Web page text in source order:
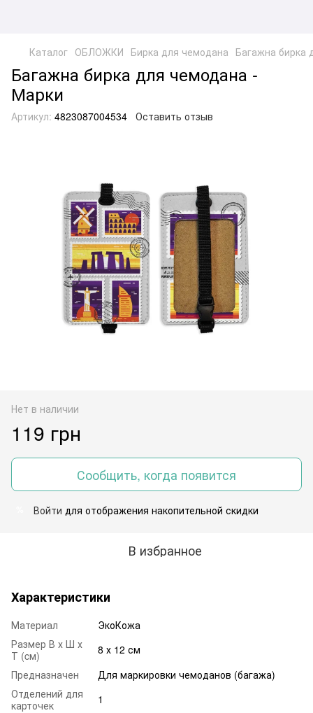
Каталог ОБЛОЖКИ Бирка для чемодана Багажна бирка
Багажна бирка для чемодана -
Марки
Артикул: 4823087004534 Оставить отзыв
Нет в наличии
119 грн
Сообщить, когда появится
Войти для отображения накопительной скидки
В избранное
Характеристики
Материал
ЭкоКожа
Размер В х Ш х
Т (cм)
8 х 12 см
Предназначен
Для маркировки чемоданов (багажа)
Отделений для
карточек
1